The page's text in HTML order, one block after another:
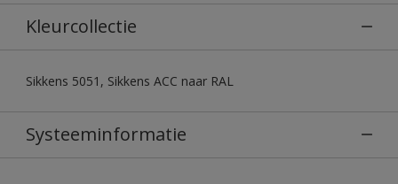
Kleurcollectie
Sikkens 5051, Sikkens ACC naar RAL
Systeeminformatie